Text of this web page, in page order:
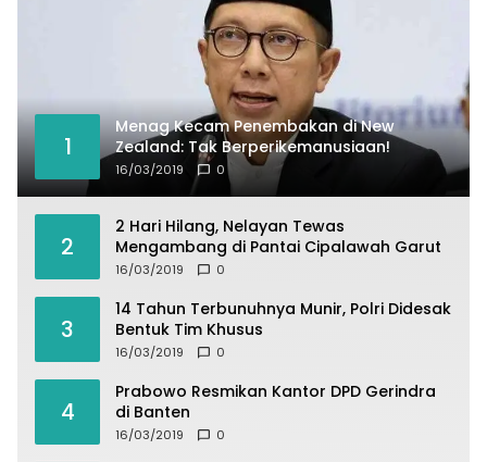
1
Menag Kecam Penembakan di New
Zealand: Tak Berperikemanusiaan!
16/03/2019 0
2
2 Hari Hilang, Nelayan Tewas
Mengambang di Pantai Cipalawah Garut
16/03/2019 0
3
14 Tahun Terbunuhnya Munir, Polri Didesak
Bentuk Tim Khusus
16/03/2019 0
4
Prabowo Resmikan Kantor DPD Gerindra
di Banten
16/03/2019 0